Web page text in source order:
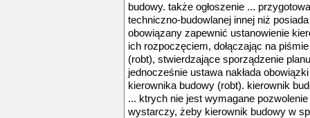
budowy. także ogłoszenie ...
techniczno-budowlanej innej niż
obowiązany zapewnić ustanowienie
ich rozpoczęciem, dołączając na
(robt), stwierdzające sporządzenie
jednocześnie ustawa nakłada
kierownika budowy (robt). kierownik
... ktrych nie jest wymagane
wystarczy, żeby kierownik budowy w